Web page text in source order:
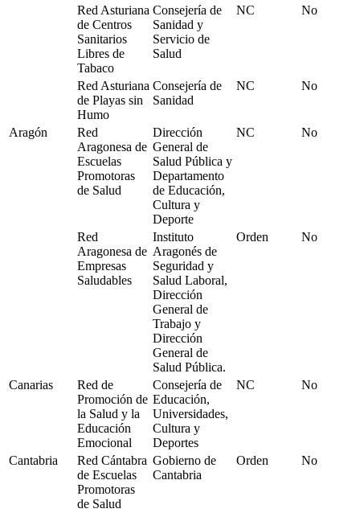
Red Asturiana
de Centros
Sanitarios
Libres de
Tabaco
Consejería de
Sanidad y
Servicio de
Salud
NC No
Red Asturiana
de Playas sin
Humo
Consejería de
Sanidad
NC No
Aragón
Red
Aragonesa de
Escuelas
Promotoras
de Salud
Dirección
General de
Salud Pública y
Departamento
de Educación,
Cultura y
Deporte
NC No
Red
Aragonesa de
Empresas
Saludables
Instituto
Aragonés de
Seguridad y
Salud Laboral,
Dirección
General de
Trabajo y
Dirección
General de
Salud Pública.
Orden No
Canarias
Red de
Promoción de
la Salud y la
Educación
Emocional
Consejería de
Educación,
Universidades,
Cultura y
Deportes
NC No
Cantabria
Red Cántabra
de Escuelas
Promotoras
de Salud
Gobierno de
Cantabria
Orden No